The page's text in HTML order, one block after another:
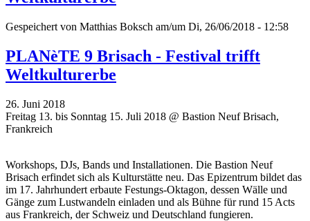
Gespeichert von Matthias Boksch am/um Di, 26/06/2018 - 12:58
PLANèTE 9 Brisach - Festival trifft
Weltkulturerbe
26. Juni 2018
Freitag 13. bis Sonntag 15. Juli 2018 @ Bastion Neuf Brisach,
Frankreich
Workshops, DJs, Bands und Installationen. Die Bastion Neuf
Brisach erfindet sich als Kulturstätte neu. Das Epizentrum bildet das
im 17. Jahrhundert erbaute Festungs-Oktagon, dessen Wälle und
Gänge zum Lustwandeln einladen und als Bühne für rund 15 Acts
aus Frankreich, der Schweiz und Deutschland fungieren.